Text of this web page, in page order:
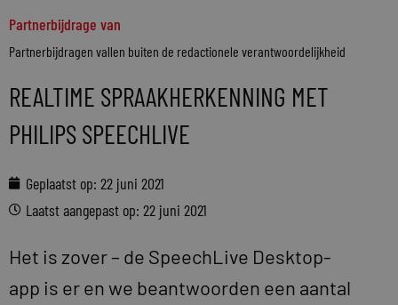
Partnerbijdrage van
Partnerbijdragen vallen buiten de redactionele verantwoordelijkheid
REALTIME SPRAAKHERKENNING MET
PHILIPS SPEECHLIVE
Geplaatst op: 22 juni 2021
Laatst aangepast op: 22 juni 2021
Het is zover – de SpeechLive Desktop-
app is er en we beantwoorden een aantal